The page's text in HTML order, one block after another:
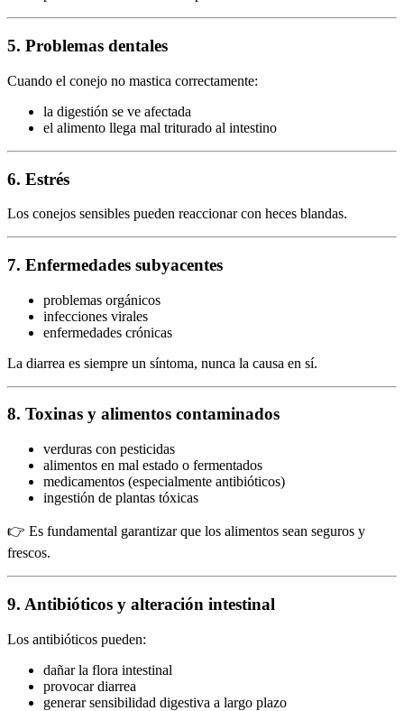
5. Problemas dentales
Cuando el conejo no mastica correctamente:
la digestión se ve afectada
el alimento llega mal triturado al intestino
6. Estrés
Los conejos sensibles pueden reaccionar con heces blandas.
7. Enfermedades subyacentes
problemas orgánicos
infecciones virales
enfermedades crónicas
La diarrea es siempre un síntoma, nunca la causa en sí.
8. Toxinas y alimentos contaminados
verduras con pesticidas
alimentos en mal estado o fermentados
medicamentos (especialmente antibióticos)
ingestión de plantas tóxicas
👉 Es fundamental garantizar que los alimentos sean seguros y
frescos.
9. Antibióticos y alteración intestinal
Los antibióticos pueden:
dañar la flora intestinal
provocar diarrea
generar sensibilidad digestiva a largo plazo